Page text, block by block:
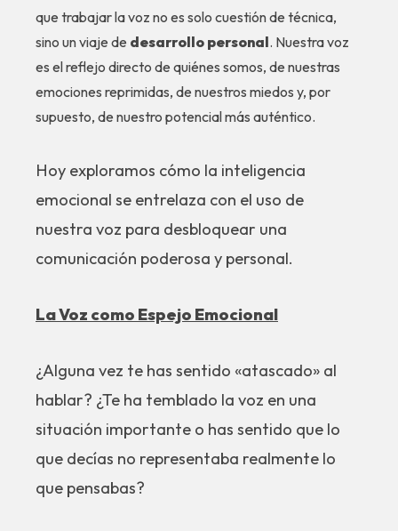
que trabajar la voz no es solo cuestión de técnica,
sino un viaje de desarrollo personal. Nuestra voz
es el reflejo directo de quiénes somos, de nuestras
emociones reprimidas, de nuestros miedos y, por
supuesto, de nuestro potencial más auténtico.
Hoy exploramos cómo la inteligencia
emocional se entrelaza con el uso de
nuestra voz para desbloquear una
comunicación poderosa y personal.
La Voz como Espejo Emocional
¿Alguna vez te has sentido «atascado» al
hablar? ¿Te ha temblado la voz en una
situación importante o has sentido que lo
que decías no representaba realmente lo
que pensabas?